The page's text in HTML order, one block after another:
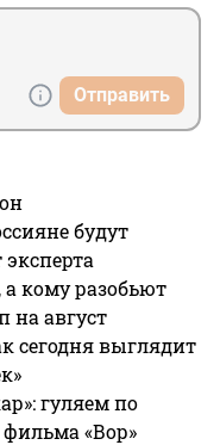
Отправить
будут
кому разобьют
на август
сегодня выглядит
гуляем по
«Вор»